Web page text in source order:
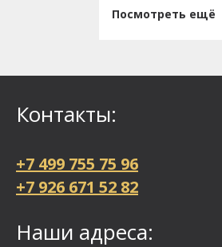
Посмотреть ещё
Контакты:
+7 499 755 75 96
+7 926 671 52 82
Наши адреса: